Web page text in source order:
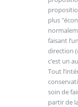
plus
faisant
direction
c’est un
Tout
soin de
partir de